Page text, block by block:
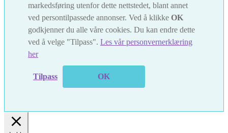
markedsføring utenfor dette nettstedet, blant annet
ved persontilpassede annonser. Ved å klikke OK
godkjenner du alle våre cookies. Du kan endre dette
ved å velge "Tilpass". Les vår personvernerklæring
her
Tilpass OK